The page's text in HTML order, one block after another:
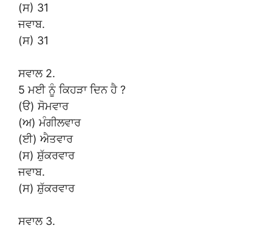
(ਸ) 31
ਜਵਾਬ.
(ਸ) 31
ਸਵਾਲ 2.
5 ਮਈ ਨੂੰ ਕਿਹੜਾ ਦਿਨ ਹੈ ?
(ੳ) ਸੋਮਵਾਰ
(ਅ) ਮੰਗੀਲਵਾਰ
(ਈ) ਐਤਵਾਰ
(ਸ) ਸ਼ੁੱਕਰਵਾਰ
ਜਵਾਬ.
(ਸ) ਸ਼ੁੱਕਰਵਾਰ
ਸਵਾਲ 3.